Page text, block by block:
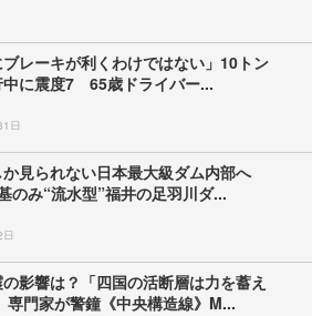
ブレーキが利くわけではない」10トン
中に震度7 65歳ドライバー...
日
か見られない日本最大級ダム内部へ
のみ“流水型”福井の足羽川ダ...
影響は？「四国の活断層は力を蓄え
専門家が警鐘《中央構造線》M...